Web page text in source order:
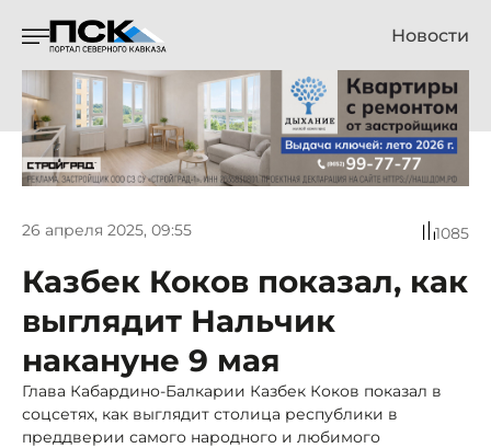
Новости
26 апреля 2025, 09:55 1085
Казбек Коков показал, как
выглядит Нальчик
накануне 9 мая
Глава Кабардино-Балкарии Казбек Коков показал в
соцсетях, как выглядит столица республики в
преддверии самого народного и любимого